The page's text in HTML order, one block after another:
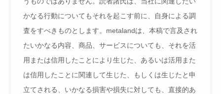
かなる行動についてもそれを起こす前に、自身による調
査をすべきものとします。metalandは、本稿で言及され
たいかなる内容、商品、サービスについても、それを活
用または信用したことにより生じた、あるいは活用また
は信用したことに関連して生じた、もしくは生じたと申
立てされる、いかなる損害や損失に対しても、直接的あ